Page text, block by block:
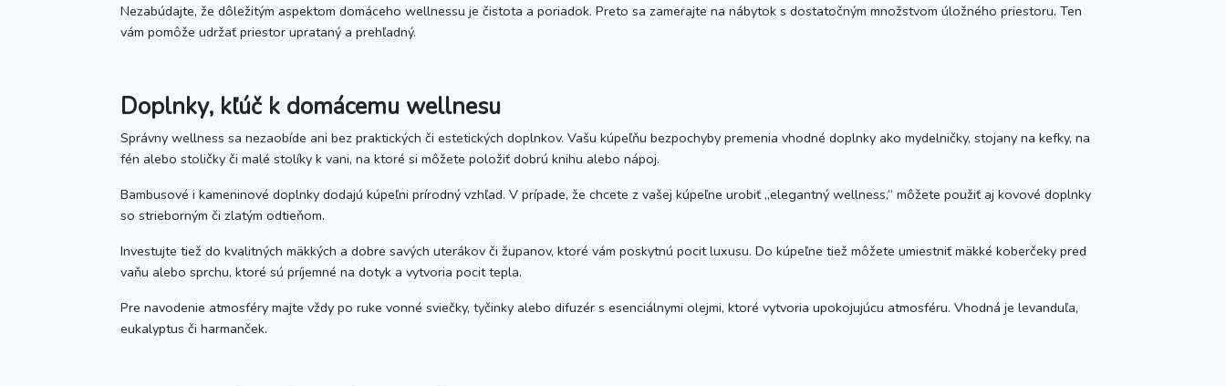
Nezabúdajte, že dôležitým aspektom domáceho wellnessu je čistota a poriadok. Preto sa zamerajte na nábytok s dostatočným množstvom úložného priestoru. Ten
vám pomôže udržať priestor uprataný a prehľadný.
Doplnky, kľúč k domácemu wellnesu
Správny wellness sa nezaobíde ani bez praktických či estetických doplnkov. Vašu kúpeľňu bezpochyby premenia vhodné doplnky ako mydelničky, stojany na kefky, na
fén alebo stoličky či malé stolíky k vani, na ktoré si môžete položiť dobrú knihu alebo nápoj.
Bambusové i kameninové doplnky dodajú kúpeľni prírodný vzhľad. V prípade, že chcete z vašej kúpeľne urobiť „elegantný wellness,“ môžete použiť aj kovové doplnky
so strieborným či zlatým odtieňom.
Investujte tiež do kvalitných mäkkých a dobre savých uterákov či županov, ktoré vám poskytnú pocit luxusu. Do kúpeľne tiež môžete umiestniť mäkké koberčeky pred
vaňu alebo sprchu, ktoré sú príjemné na dotyk a vytvoria pocit tepla.
Pre navodenie atmosféry majte vždy po ruke vonné sviečky, tyčinky alebo difuzér s esenciálnymi olejmi, ktoré vytvoria upokojujúcu atmosféru. Vhodná je levanduľa,
eukalyptus či harmanček.